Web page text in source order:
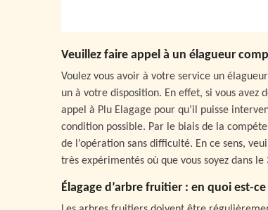
Veuillez faire appel à un élagueur
Voulez vous avoir à votre service un
un à votre disposition. En effet, si vous avez
appel à Plu Elagage pour qu’il puisse
condition possible. Par le biais de la
de l’opération sans difficulté. En ce sens,
très expérimentés où que vous soyez dans le
Élagage d’arbre fruitier : en quoi est-